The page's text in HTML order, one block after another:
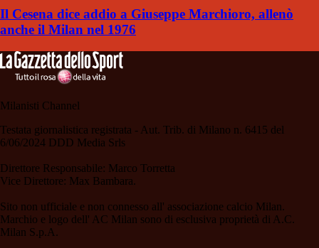
Il Cesena dice addio a Giuseppe Marchioro, allenò
anche il Milan nel 1976
Milanisti Channel
Testata giornalistica registrata - Aut. Trib. di Milano n. 6415 del
6/06/2024 DDD Media Srls
Direttore Responsabile: Marco Torretta
Vice Direttore: Max Bambara.
Sito non ufficiale e non connesso all' associazione calcio Milan.
Marchio e logo dell' AC Milan sono di esclusiva proprietà di A.C.
Milan S.p.A.